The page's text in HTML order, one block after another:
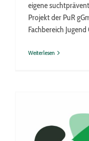
eigene
Projekt der PuR
Fachbereich
Weiterlesen